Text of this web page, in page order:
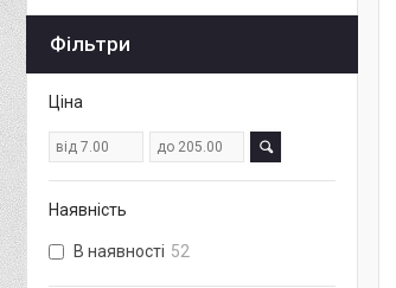
Фільтри
Ціна
Наявність
В наявності 52